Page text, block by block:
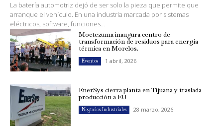
La batería automotriz dejó de ser solo la pieza que permite que
arranque el vehículo. En una industria marcada por sistemas
eléctricos, software, funciones...
Moctezuma inaugura centro de
transformación de residuos para energía
térmica en Morelos.
Eventos 1 abril, 2026
EnerSys cierra planta en Tijuana y traslada
producción a EU
Negocios Industriales 28 marzo, 2026